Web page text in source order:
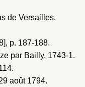
de Versailles,
, p. 187-188.
par Bailly, 1743-1.
août 1794.